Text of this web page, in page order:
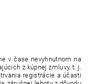
v čase nevyhnutnom na
z kúpnej zmluvy, t. j.
registrácie a účasti